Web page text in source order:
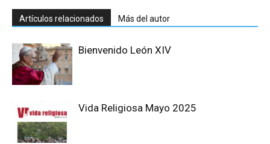
Artículos relacionados Más del autor
Bienvenido León XIV
Vida Religiosa Mayo 2025